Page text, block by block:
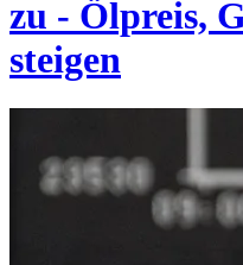
zu - Ölpreis,
steigen